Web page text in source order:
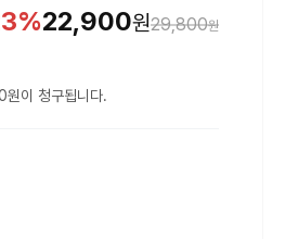
% 29,800원
22,900원
이 청구됩니다.